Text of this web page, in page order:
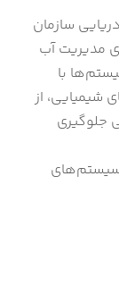
دریایی سازمان
مدیریت آب
با
شیمیایی، از
جلوگیری
سیستم‌های